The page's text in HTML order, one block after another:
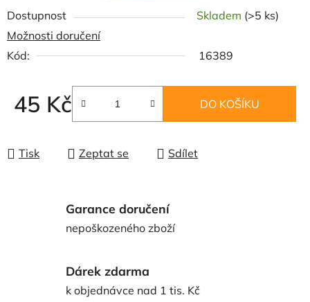
Dostupnost Skladem (>5 ks)
Možnosti doručení
Kód:
16389
45 Kč
Měrná cena:
DO KOŠÍKU
Tisk Zeptat se Sdílet
Garance doručení
nepoškozeného zboží
Dárek zdarma
k objednávce nad 1 tis. Kč